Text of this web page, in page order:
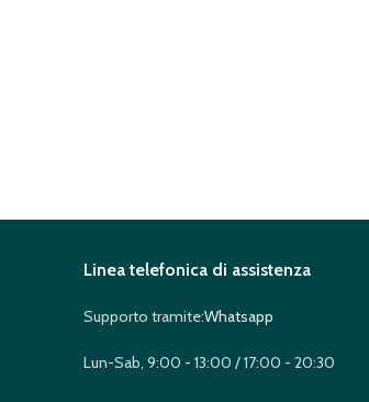
Linea telefonica di assistenza
Supporto tramite:Whatsapp
Lun-Sab, 9:00 - 13:00 / 17:00 - 20:30